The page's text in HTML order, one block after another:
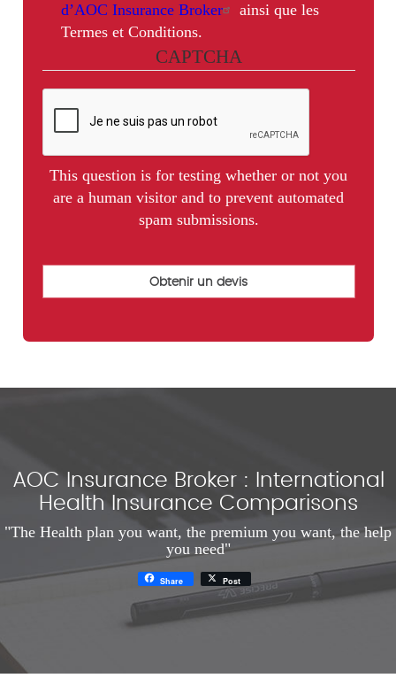
d’AOC Insurance Broker
ainsi que les
Termes et Conditions.
CAPTCHA
This question is for testing whether or not you
are a human visitor and to prevent automated
spam submissions.
AOC Insurance Broker : International
Health Insurance Comparisons
"The Health plan you want, the premium you want, the help
you need"
Share Post